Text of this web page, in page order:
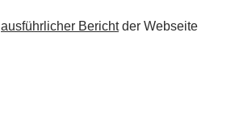
ausführlicher Berichtder Webseite